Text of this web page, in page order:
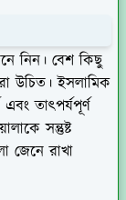
নিন। বেশ কিছু
উচিত। ইসলামিক
তাৎপর্যপূর্ণ
সন্তুষ্ট
রাখা